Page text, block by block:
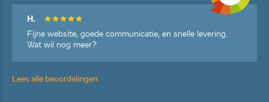
H.
Fijne website, goede communicatie, en snelle levering.
Wat wil nog meer?
Lees alle beoordelingen